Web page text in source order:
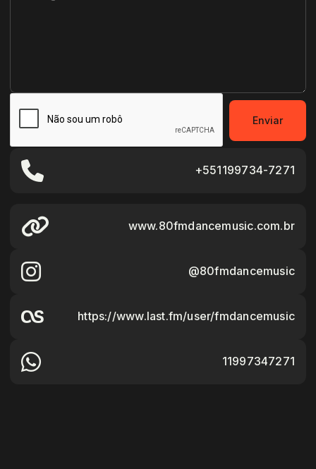
Enviar
+551199734-7271
www.80fmdancemusic.com.br
@80fmdancemusic
https://www.last.fm/user/fmdancemusic
11997347271